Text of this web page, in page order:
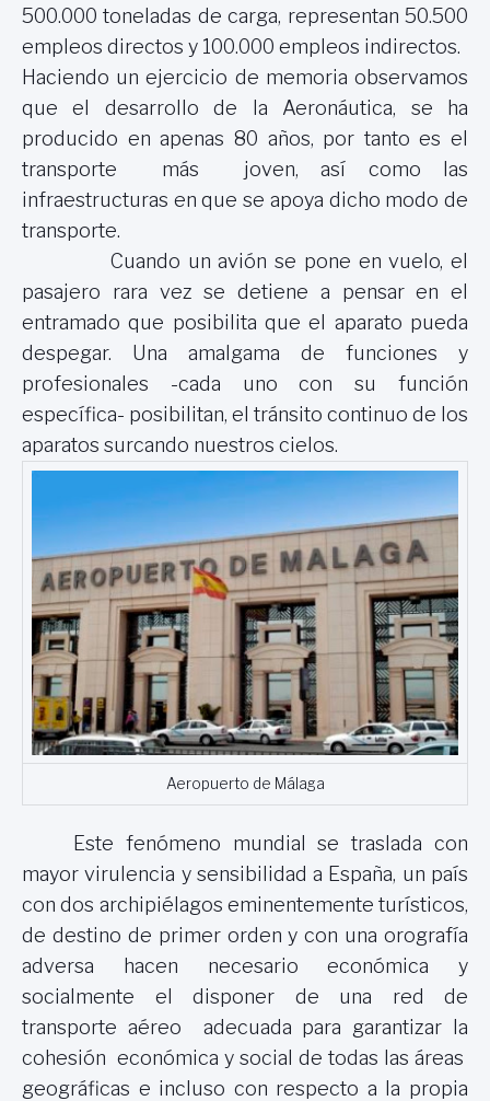
500.000 toneladas de carga, representan 50.500
empleos directos y 100.000 empleos indirectos.
Haciendo un ejercicio de memoria observamos
que el desarrollo de la Aeronáutica, se ha
producido en apenas 80 años, por tanto es el
transporte más joven, así como las
infraestructuras en que se apoya dicho modo de
transporte.
Cuando un avión se pone en vuelo, el
pasajero rara vez se detiene a pensar en el
entramado que posibilita que el aparato pueda
despegar. Una amalgama de funciones y
profesionales -cada uno con su función
específica- posibilitan, el tránsito continuo de los
aparatos surcando nuestros cielos.
Aeropuerto de Málaga
Este fenómeno mundial se traslada con
mayor virulencia y sensibilidad a España, un país
con dos archipiélagos eminentemente turísticos,
de destino de primer orden y con una orografía
adversa hacen necesario económica y
socialmente el disponer de una red de
transporte aéreo adecuada para garantizar la
cohesión económica y social de todas las áreas
geográficas e incluso con respecto a la propia